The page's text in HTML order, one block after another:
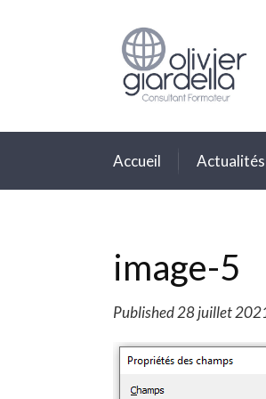
Accueil Actualités
image-5
Published28 juillet